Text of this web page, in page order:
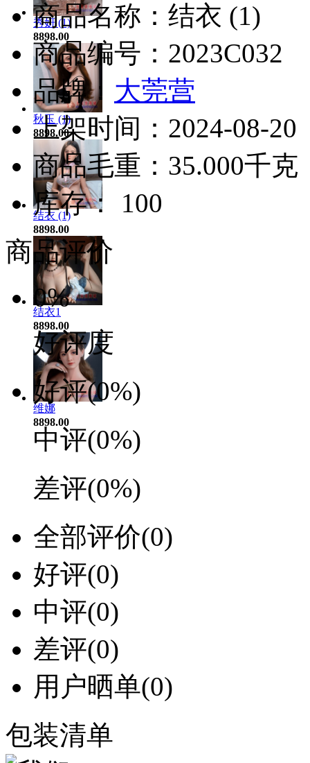
秀妍 (1)
8898.00
秋玉 (1)
8898.00
结衣 (1)
8898.00
结衣1
8898.00
维娜
8898.00
商品名称：结衣 (1)
商品编号：2023C032
品牌： 大莞营
上架时间：2024-08-20
商品毛重：35.000千克
库存： 100
商品评价
0%
好评度
好评(0%)
中评(0%)
差评(0%)
全部评价(0)
好评(0)
中评(0)
差评(0)
用户晒单(0)
包装清单